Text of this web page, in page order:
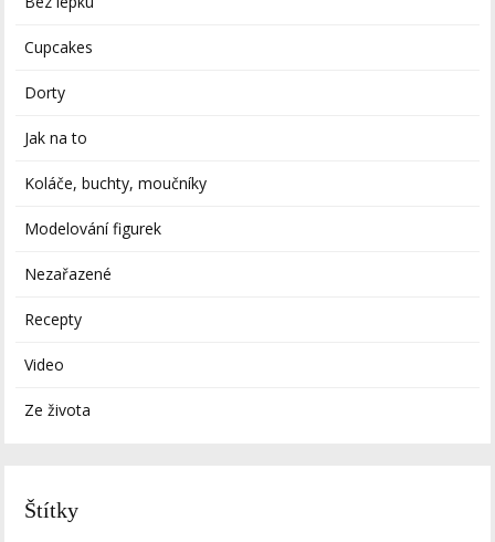
Cupcakes
Dorty
Jak na to
Koláče, buchty, moučníky
Modelování figurek
Nezařazené
Recepty
Video
Ze života
Štítky